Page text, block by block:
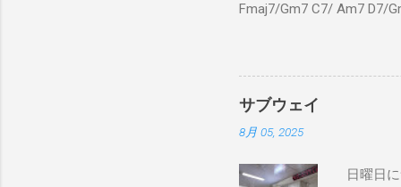
Fmaj7/Gm7 C7/ Am7 D7/
C7 Fmaj7 黒いスエ
のも一緒さ Gm7 C7
Am7 とてもカッコい
サブウェイ
8月 05, 2025
日曜日